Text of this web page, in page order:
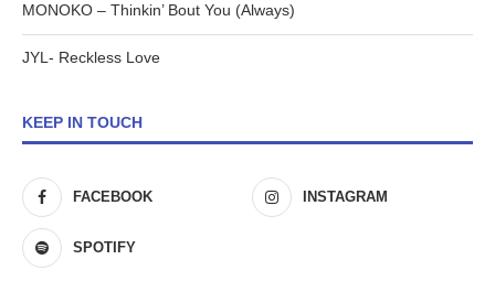
MONOKO – Thinkin’ Bout You (Always)
JYL- Reckless Love
KEEP IN TOUCH
FACEBOOK INSTAGRAM
SPOTIFY